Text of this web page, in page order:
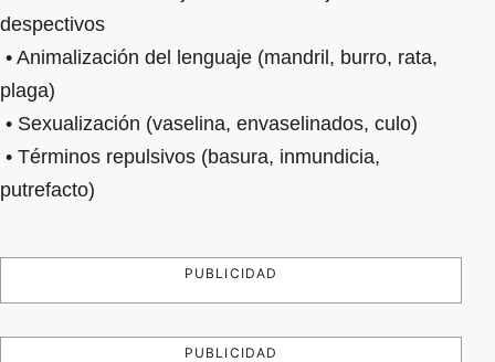
despectivos
• Animalización del lenguaje (mandril, burro, rata,
plaga)
• Sexualización (vaselina, envaselinados, culo)
• Términos repulsivos (basura, inmundicia,
putrefacto)
PUBLICIDAD
PUBLICIDAD